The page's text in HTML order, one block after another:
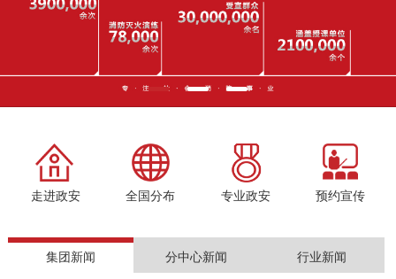
走进政安 全国分布 专业政安 预约宣传
集团新闻 分中心新闻 行业新闻